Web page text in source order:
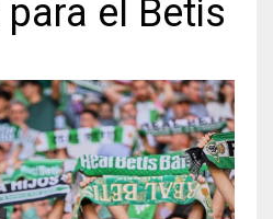
el Betis